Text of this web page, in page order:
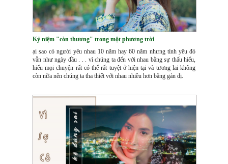
Kỷ niệm "còn thương" trong một phương trời
ại sao có người yêu nhau 10 năm hay 60 năm nhưng tình yêu đó
vẫn như ngày đầu . . . vì chúng ta đến với nhau bằng sự thấu hiểu,
hiểu mọi chuyện rất có thể rất tuyệt ở hiện tại và tương lai không
còn nữa nên chúng ta tha thiết với nhau nhiều hơn bằng gản dị.